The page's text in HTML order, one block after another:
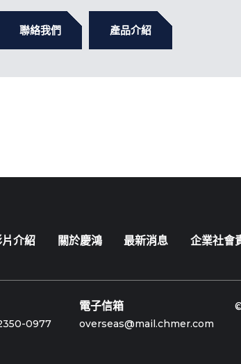
聯絡我們 產品介紹
片介紹 關於慶鴻 最新消息 企業社會
0977
電子信箱
overseas@mail.chmer.com